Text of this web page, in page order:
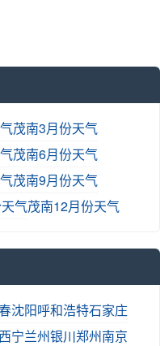
茂南3月份天气
茂南6月份天气
茂南9月份天气
气茂南12月份天气
沈阳呼和浩特石家庄
西宁兰州银川郑州南京